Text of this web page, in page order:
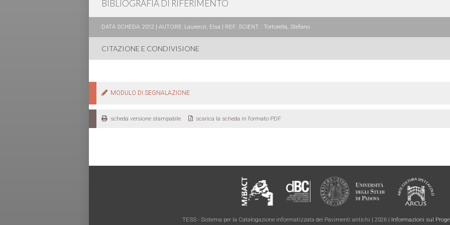
BIBLIOGRAFIA DI RIFERIMENTO
DATA SCHEDA: 2012 | AUTORE: Laurenzi, Elsa | REF. SCIENT. : Tortorella, Stefano
CITAZIONE E CONDIVISIONE
MODULO DI SEGNALAZIONE
scheda versione stampabile scarica la scheda in formato PDF
TESS - Sistema per la Catalogazione informatizzata dei Pavimenti antichi | 2026 | Informazioni sul